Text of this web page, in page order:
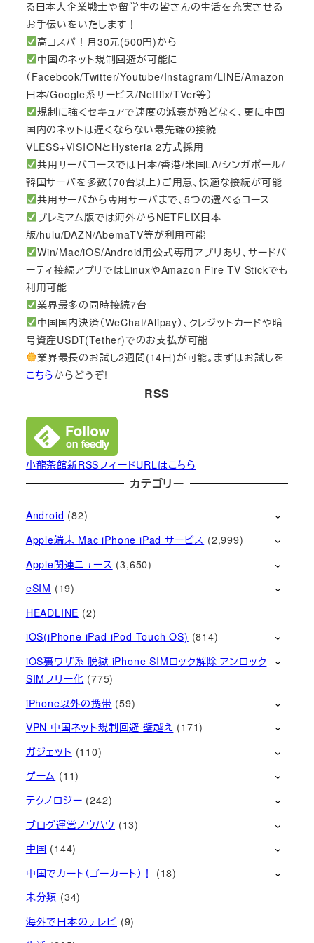
る日本人企業戦士や留学生の皆さんの生活を充実させる
お手伝いをいたします！
高コスパ！月30元(500円)から
中国のネット規制回避が可能に
（Facebook/Twitter/Youtube/Instagram/LINE/Amazon
日本/Google系サービス/Netflix/TVer等）
規制に強くセキュアで速度の減衰が殆どなく、更に中国
国内のネットは遅くならない最先端の接続
VLESS+VISIONとHysteria 2方式採用
共用サーバコースでは日本/香港/米国LA/シンガポール/
韓国サーバを多数（70台以上）ご用意、快適な接続が可能
共用サーバから専用サーバまで、5つの選べるコース
プレミアム版では海外からNETFLIX日本
版/hulu/DAZN/AbemaTV等が利用可能
Win/Mac/iOS/Android用公式専用アプリあり、サードパ
ーティ接続アプリではLinuxやAmazon Fire TV Stickでも
利用可能
業界最多の同時接続7台
中国国内決済（WeChat/Alipay）、クレジットカードや暗
号資産USDT(Tether)でのお支払が可能
業界最長のお試し2週間(14日)が可能。まずはお試しを
こちらからどうぞ!
RSS
小龍茶館新RSSフィードURLはこちら
カテゴリー
Android (82)
Apple端末 Mac iPhone iPad サービス (2,999)
Apple関連ニュース (3,650)
eSIM (19)
HEADLINE (2)
iOS(iPhone iPad iPod Touch OS) (814)
iOS裏ワザ系 脱獄 iPhone SIMロック解除 アンロック
SIMフリー化 (775)
iPhone以外の携帯 (59)
VPN 中国ネット規制回避 壁越え (171)
ガジェット (110)
ゲーム (11)
テクノロジー (242)
ブログ運営ノウハウ (13)
中国 (144)
中国でカート（ゴーカート）！
(18)
未分類 (34)
海外で日本のテレビ (9)